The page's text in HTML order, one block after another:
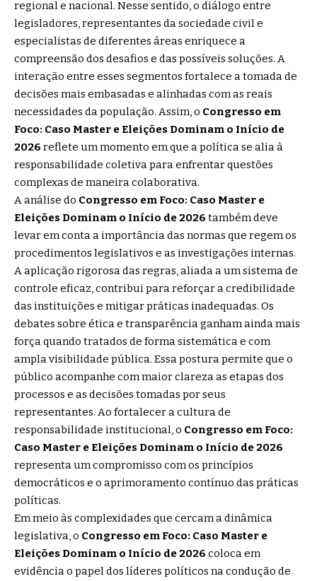
regional e nacional. Nesse sentido, o diálogo entre
legisladores, representantes da sociedade civil e
especialistas de diferentes áreas enriquece a
compreensão dos desafios e das possíveis soluções. A
interação entre esses segmentos fortalece a tomada de
decisões mais embasadas e alinhadas com as reais
necessidades da população. Assim, o Congresso em
Foco: Caso Master e Eleições Dominam o Início de
2026 reflete um momento em que a política se alia à
responsabilidade coletiva para enfrentar questões
complexas de maneira colaborativa.
A análise do Congresso em Foco: Caso Master e
Eleições Dominam o Início de 2026 também deve
levar em conta a importância das normas que regem os
procedimentos legislativos e as investigações internas.
A aplicação rigorosa das regras, aliada a um sistema de
controle eficaz, contribui para reforçar a credibilidade
das instituições e mitigar práticas inadequadas. Os
debates sobre ética e transparência ganham ainda mais
força quando tratados de forma sistemática e com
ampla visibilidade pública. Essa postura permite que o
público acompanhe com maior clareza as etapas dos
processos e as decisões tomadas por seus
representantes. Ao fortalecer a cultura de
responsabilidade institucional, o Congresso em Foco:
Caso Master e Eleições Dominam o Início de 2026
representa um compromisso com os princípios
democráticos e o aprimoramento contínuo das práticas
políticas.
Em meio às complexidades que cercam a dinâmica
legislativa, o Congresso em Foco: Caso Master e
Eleições Dominam o Início de 2026 coloca em
evidência o papel dos líderes políticos na condução de